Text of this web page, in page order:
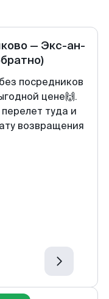
— Экс-ан-
посредников
цене🙌.
туда и
возвращения